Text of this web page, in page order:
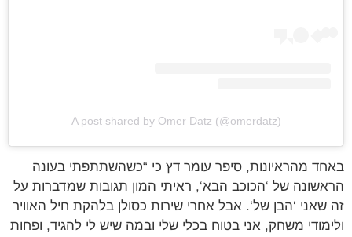
A post shared by Omer Datz (@omerdatz)
באחד מהראיונות, סיפר עומר דץ כי “כשהשתתפתי בעונה
הראשונה של ‘הכוכב הבא‘, ראיתי המון תגובות שמדברות על
זה שאני ‘הבן של‘. אבל אחרי שירות כסולן בלהקת חיל האוויר
ולימודי משחק, אני בטוח בכלי שלי ובמה שיש לי להגיד, ופחות